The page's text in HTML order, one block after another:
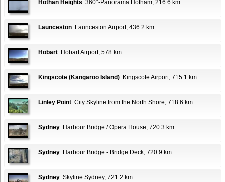
Hothan Heights: 360°-Panorama Hotham, 216.6 km.
Launceston: Launceston Airport, 436.2 km.
Hobart: Hobart Airport, 578 km.
Kingscote (Kangaroo Island): Kingscote Airport, 715.1 km.
Linley Point: City Skyline from the North Shore, 718.6 km.
Sydney: Harbour Bridge / Opera House, 720.3 km.
Sydney: Harbour Bridge - Bridge Deck, 720.9 km.
Sydney: Skyline Sydney, 721.2 km.